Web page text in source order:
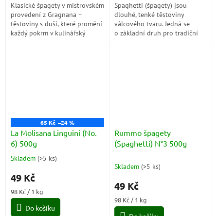
Klasické špagety v mistrovském
provedení z Gragnana –
těstoviny s duší, které promění
každý pokrm v kulinářský
Spaghetti (špagety) jsou
dlouhé, tenké těstoviny
válcového tvaru. Jedná se
o základní druh pro tradiční
65 Kč –24 %
La Molisana Linguini (No.
6) 500g
Průměrné
produktu
5,0
Skladem (>5 ks)
49 Kč
Měrná
cena:
98 Kč / 1 kg
Do košíku
Rummo špagety
(Spaghetti) N°3 500g
Skladem (>5 ks)
49 Kč
Měrná
cena:
98 Kč / 1 kg